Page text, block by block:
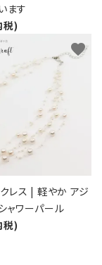
ます
)
レス | 軽やか アジ
ャワーパール
)
favorite